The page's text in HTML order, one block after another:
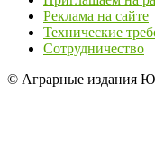
Реклама на сайте
Технические
Сотрудничество
© Аграрные издания